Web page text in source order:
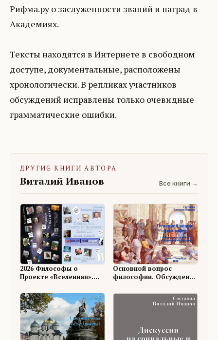
Рифма.ру о заслуженности званий и наград в
Академиях.
Тексты находятся в Интернете в свободном
доступе, документальные, расположены
хронологически. В репликах участников
обсуждений исправлены только очевидные
грамматические ошибки.
ДРУГИЕ КНИГИ АВТОРА
Виталий Иванов Все книги →
2026 Философы о
Проекте «Вселенная».
Основной вопрос
философии. Обсуждение